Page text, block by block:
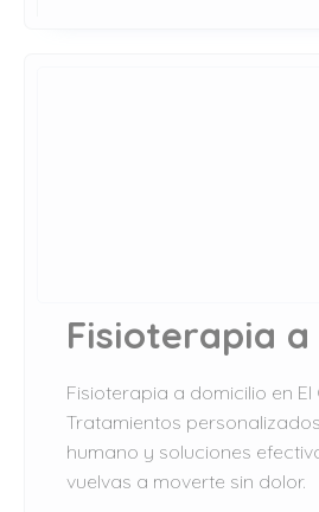
Fisioterapia
Fisioterapia a domicilio en El
Tratamientos
humano y soluciones
vuelvas a moverte sin dolor.